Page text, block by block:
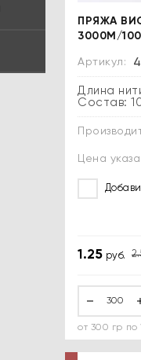
ПРЯЖА
3000М/
Артикул:
Длина
Состав:
Цена
1.25 руб.
от 300 гр по
Купить